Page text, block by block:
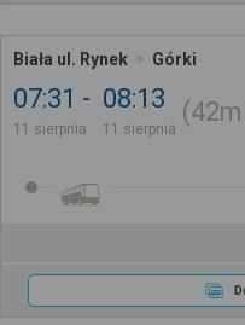
Biała ul. Rynek Górki
07:31
11 sierpnia
08:13
11 sierpnia